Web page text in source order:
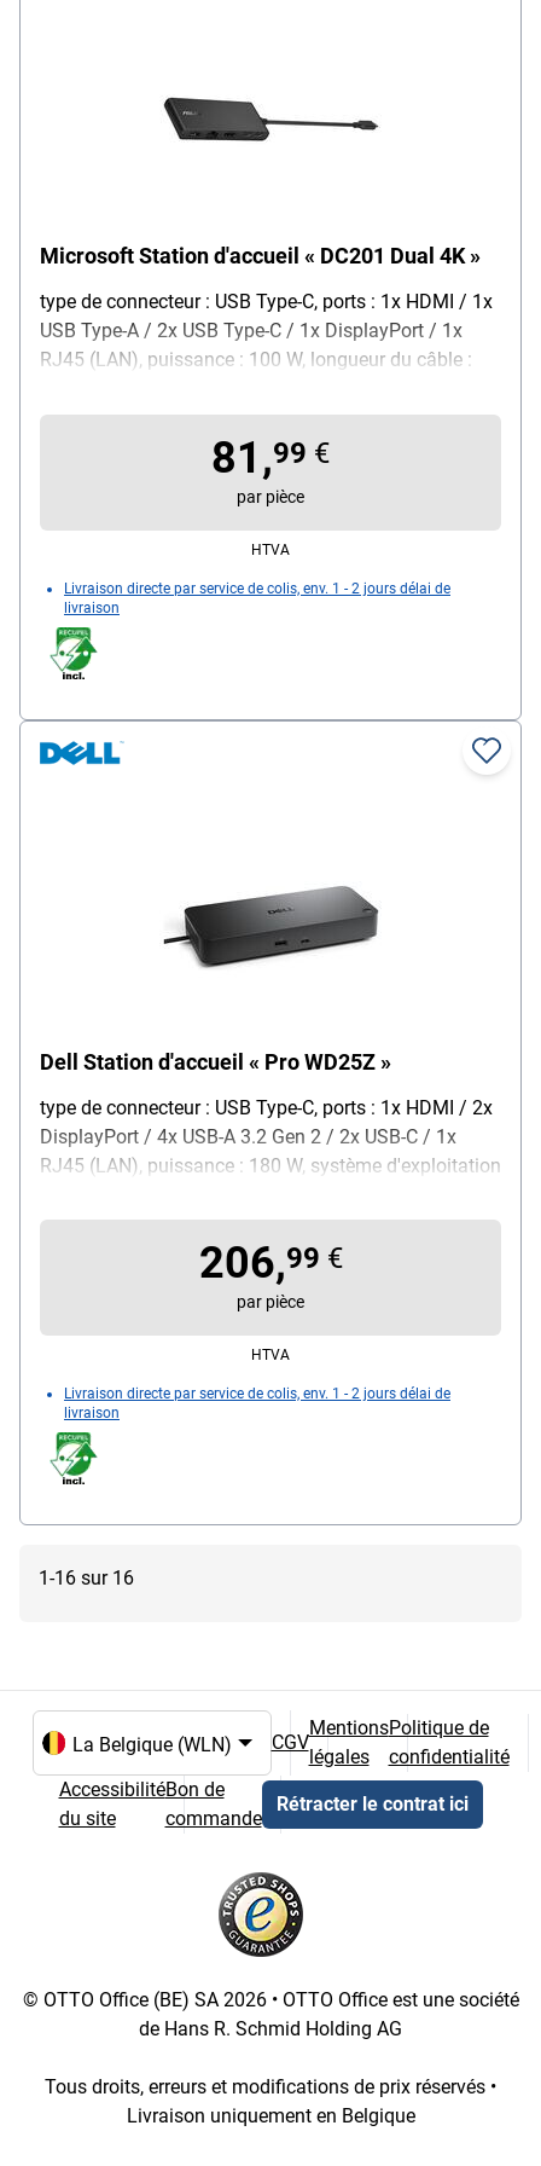
Microsoft Station d'accueil « DC201 Dual 4K »
type de connecteur : USB Type-C, ports : 1x HDMI / 1x
USB Type-A / 2x USB Type-C / 1x DisplayPort / 1x
RJ45 (LAN), puissance : 100 W, longueur du câble :
permettant de connecter deux écrans 4K / USB Power
Delivery jusqu’à 100 watts, couleur : noir, dimensions,
cm (L/P/H) : 10,4/4,5/1,4, contenu de la livraison : 1
81,99 €
par pièce
HTVA
Livraison directe par service de colis, env. 1 - 2 jours délai de
livraison
Dell Station d'accueil « Pro WD25Z »
type de connecteur : USB Type-C, ports : 1x HDMI / 2x
DisplayPort / 4x USB-A 3.2 Gen 2 / 2x USB-C / 1x
RJ45 (LAN), puissance : 180 W, système d'exploitation
137 / Linux 9.6, particularités : avec USB Power
Delivery, couleur : noir, dimensions, cm (L/P/H) :
9/20,5/3,5, poids : 550 g, contenu de la livraison : 1x
206,99 €
par pièce
HTVA
Livraison directe par service de colis, env. 1 - 2 jours délai de
livraison
1-16 sur 16
Choix de la langue et du pays
CGV
Mentions
légales
Politique de
confidentialité
Accessibilité
du site
Bon de
commande
Rétracter le contrat ici
© OTTO Office (BE) SA 2026 • OTTO Office est une société
de Hans R. Schmid Holding AG
Tous droits, erreurs et modifications de prix réservés •
Livraison uniquement en Belgique